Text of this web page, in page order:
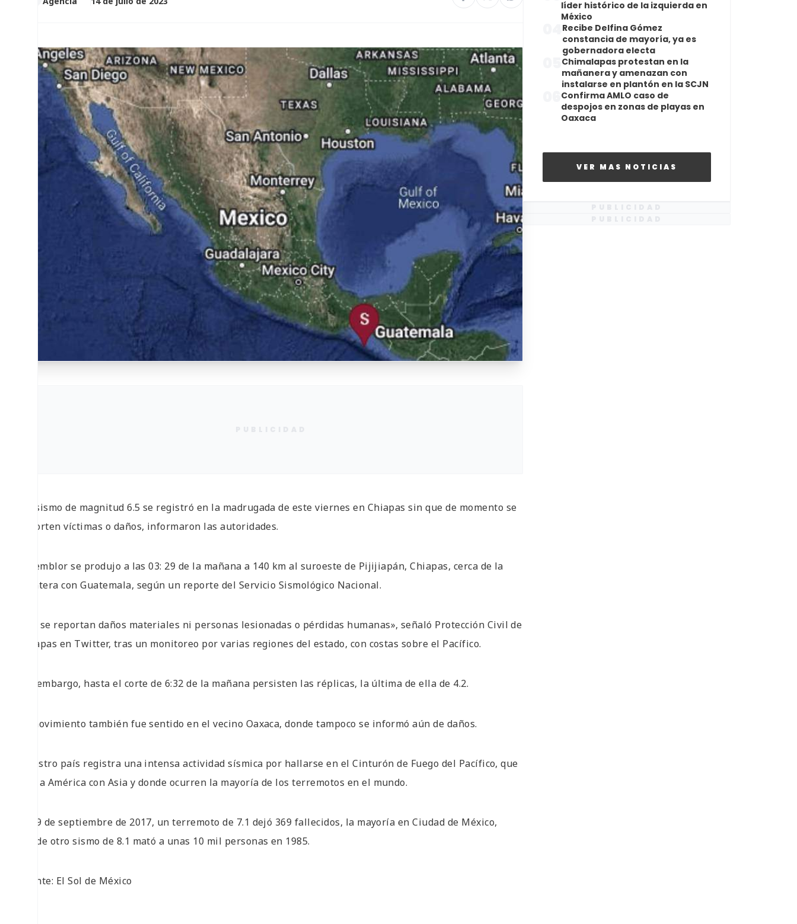
Un sismo de magnitud 6.5 se registró en la madrugada de este viernes en Chiapas sin que de momento se
reporten víctimas o daños, informaron las autoridades.
El temblor se produjo a las 03: 29 de la mañana a 140 km al suroeste de Pijijiapán, Chiapas, cerca de la
frontera con Guatemala, según un reporte del Servicio Sismológico Nacional.
«No se reportan daños materiales ni personas lesionadas o pérdidas humanas», señaló Protección Civil de
Chiapas en Twitter, tras un monitoreo por varias regiones del estado, con costas sobre el Pacífico.
Sin embargo, hasta el corte de 6:32 de la mañana persisten las réplicas, la última de ella de 4.2.
El movimiento también fue sentido en el vecino Oaxaca, donde tampoco se informó aún de daños.
Nuestro país registra una intensa actividad sísmica por hallarse en el Cinturón de Fuego del Pacífico, que
une a América con Asia y donde ocurren la mayoría de los terremotos en el mundo.
El 19 de septiembre de 2017, un terremoto de 7.1 dejó 369 fallecidos, la mayoría en Ciudad de México,
donde otro sismo de 8.1 mató a unas 10 mil personas en 1985.
Fuente: El Sol de México
líder histórico de la izquierda en
México
Recibe Delfina Gómez
constancia de mayoría, ya es
gobernadora electa
Chimalapas protestan en la
mañanera y amenazan con
instalarse en plantón en la SCJN
Confirma AMLO caso de
despojos en zonas de playas en
Oaxaca
VER MAS NOTICIAS